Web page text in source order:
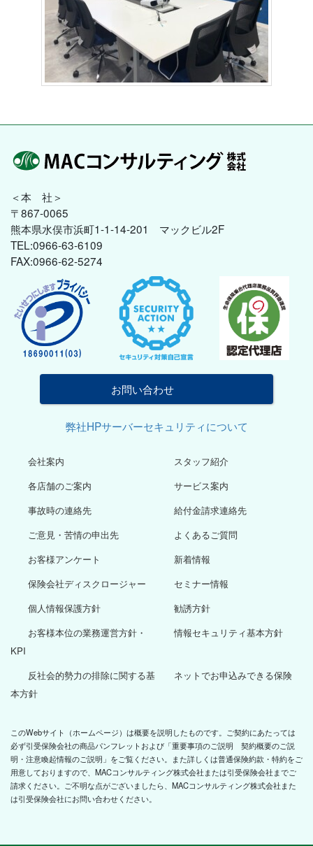
＜本 社＞
〒867-0065
熊本県水俣市浜町1-1-14-201 マックビル2F
TEL:0966-63-6109
FAX:0966-62-5274
お問い合わせ
弊社HPサーバーセキュリティについて
会社案内
スタッフ紹介
各店舗のご案内
サービス案内
事故時の連絡先
給付金請求連絡先
ご意見・苦情の申出先
よくあるご質問
お客様アンケート
新着情報
保険会社ディスクロージャー
セミナー情報
個人情報保護方針
勧誘方針
お客様本位の業務運営方針・
KPI
情報セキュリティ基本方針
反社会的勢力の排除に関する基
本方針
ネットでお申込みできる保険
このWebサイト（ホームページ）は概要を説明したものです。ご契約にあたっては
必ず引受保険会社の商品パンフレットおよび「重要事項のご説明 契約概要のご説
明・注意喚起情報のご説明」をご覧ください。また詳しくは普通保険約款・特約をご
用意しておりますので、MACコンサルティング株式会社または引受保険会社までご
請求ください。ご不明な点がございましたら、MACコンサルティング株式会社また
は引受保険会社にお問い合わせください。